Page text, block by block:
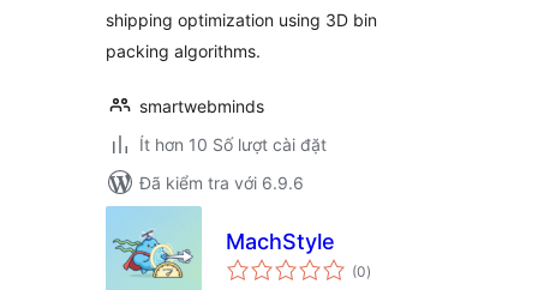
shipping optimization using 3D bin
packing algorithms.
smartwebminds
Ít hơn 10 Số lượt cài đặt
Đã kiểm tra với 6.9.6
MachStyle
(0tổng
đánh
)